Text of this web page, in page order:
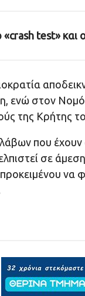
«crash test» και
ενώ στον
της Κρήτης
που έχουν
σε
να